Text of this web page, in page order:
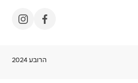
הרובע 2024